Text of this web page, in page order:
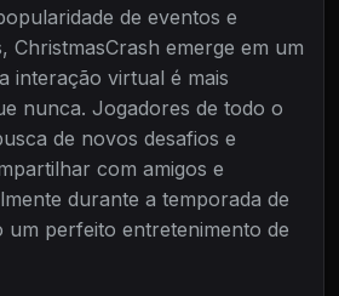
de eventos e
ChristmasCrash emerge em um
interação virtual é mais
nunca. Jogadores de todo o
de novos desafios e
com amigos e
durante a temporada de
perfeito entretenimento de